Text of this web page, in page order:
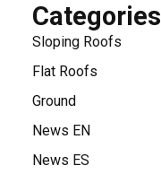
Categories
Sloping Roofs
Flat Roofs
Ground
News EN
News ES